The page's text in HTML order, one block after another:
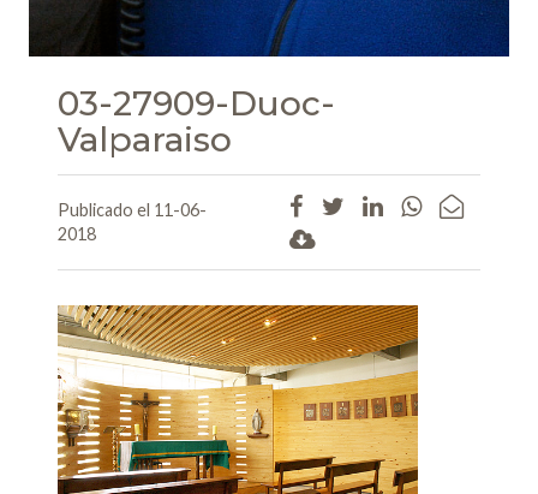
03-27909-Duoc-
Valparaiso
Publicado el 11-06-
2018